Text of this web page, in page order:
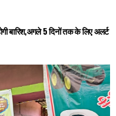
बारिश,अगले 5 दिनों तक के लिए अलर्ट